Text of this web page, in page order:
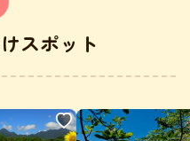
スポット